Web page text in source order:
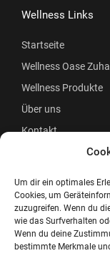
Um dir ein optimales
Cookies, um
zuzugreifen. Wenn du
wie das Surfverhalten
Wenn du deine
bestimmte Merkmale
Wellness Links
Startseite
Wellness Oase
Wellness Produkte
Über uns
Kontakt